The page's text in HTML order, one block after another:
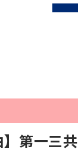
】第一三共